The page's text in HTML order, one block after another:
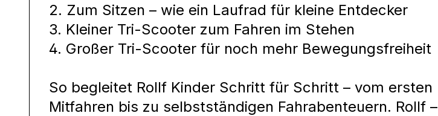
2. Zum Sitzen – wie ein Laufrad für kleine Entdecker
3. Kleiner Tri-Scooter zum Fahren im Stehen
4. Großer Tri-Scooter für noch mehr Bewegungsfreiheit
So begleitet Rollf Kinder Schritt für Schritt – vom ersten
Mitfahren bis zu selbstständigen Fahrabenteuern. Rollf –